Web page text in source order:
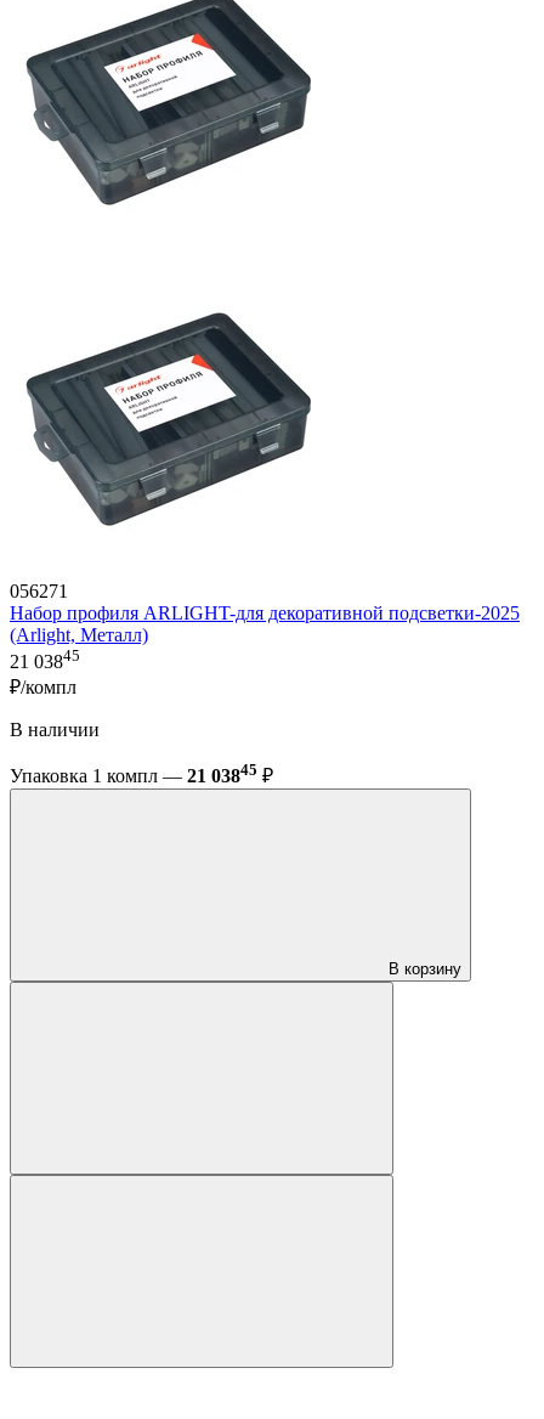
056271
Набор профиля ARLIGHT-для декоративной подсветки-2025
(Arlight, Металл)
21 03845
₽/компл
В наличии
Упаковка 1 компл — 21 03845 ₽
В корзину